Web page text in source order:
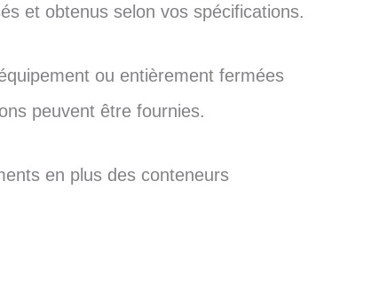
et obtenus selon vos spécifications.
ou entièrement fermées
peuvent être fournies.
en plus des conteneurs